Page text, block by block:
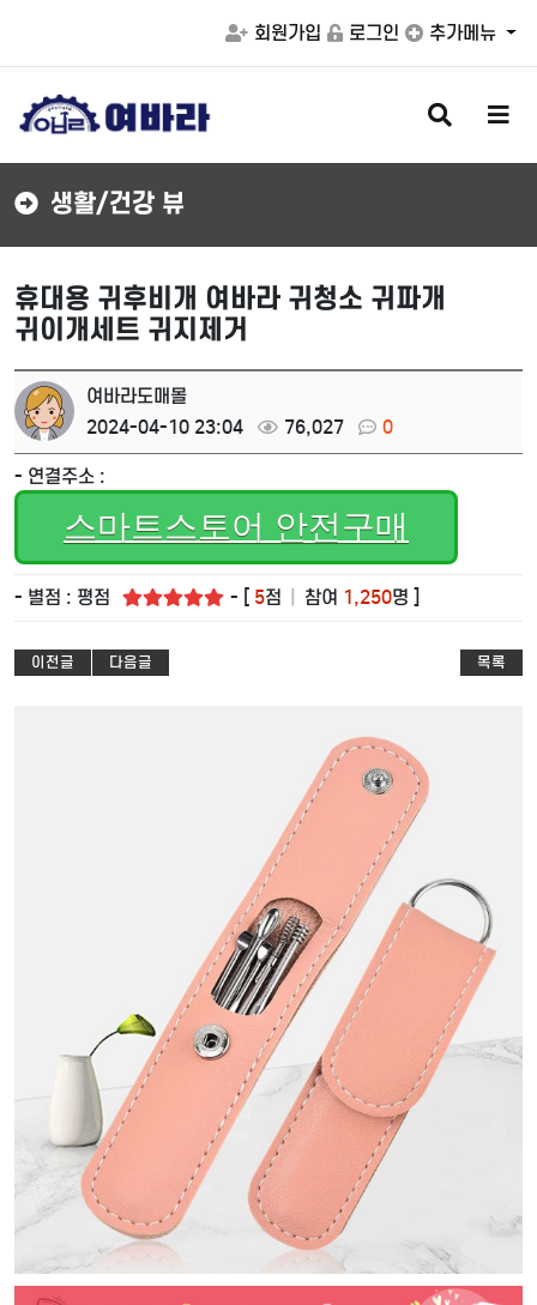
회원가입 로그인 추가메뉴
검
색
버
메
버
생활/건강 뷰
휴대용 귀후비개 여바라 귀청소 귀파개
귀이개세트 귀지제거
여바라도매몰
2024-04-10 23:04
76,027 0
- 연결주소 :
스마트스토어 안전구매
- 별점 : 평점 - [ 5점 참여 1,250명 ]
이전글 다음글 목록